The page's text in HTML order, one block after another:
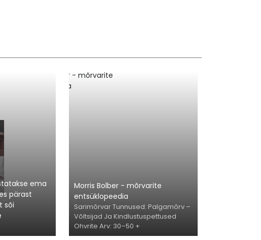
ema
pärast
sõi
Morris Bolber - mõrvarite
entsüklopeedia
Sarimõrvar Tunnused: Palgamõrv –
Võltsijad Ja Kindlustuspettused
Ohvrite Arv: 30–50 +